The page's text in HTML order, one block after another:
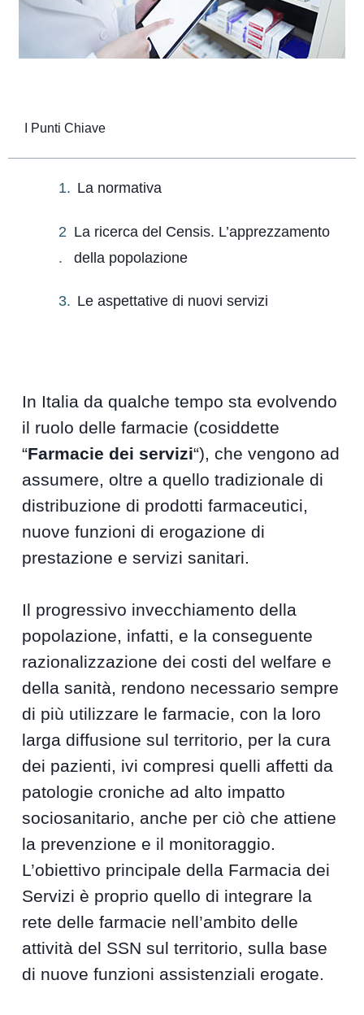
I Punti Chiave
La normativa
La ricerca del Censis. L’apprezzamento
della popolazione
Le aspettative di nuovi servizi
In Italia da qualche tempo sta evolvendo
il ruolo delle farmacie (cosiddette
“Farmacie dei servizi“), che vengono ad
assumere, oltre a quello tradizionale di
distribuzione di prodotti farmaceutici,
nuove funzioni di erogazione di
prestazione e servizi sanitari.
Il progressivo invecchiamento della
popolazione, infatti, e la conseguente
razionalizzazione dei costi del welfare e
della sanità, rendono necessario sempre
di più utilizzare le farmacie, con la loro
larga diffusione sul territorio, per la cura
dei pazienti, ivi compresi quelli affetti da
patologie croniche ad alto impatto
sociosanitario, anche per ciò che attiene
la prevenzione e il monitoraggio.
L’obiettivo principale della Farmacia dei
Servizi è proprio quello di integrare la
rete delle farmacie nell’ambito delle
attività del SSN sul territorio, sulla base
di nuove funzioni assistenziali erogate.